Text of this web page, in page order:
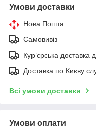
Умови доставки
Нова Пошта
Самовивіз
Курʼєрська
Доставка по Києву
Всі умови доставки
Умови оплати